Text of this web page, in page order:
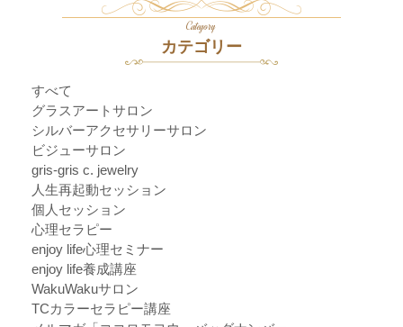
Category
カテゴリー
すべて
グラスアートサロン
シルバーアクセサリーサロン
ビジューサロン
gris-gris c. jewelry
人生再起動セッション
個人セッション
心理セラピー
enjoy life心理セミナー
enjoy life養成講座
WakuWakuサロン
TCカラーセラピー講座